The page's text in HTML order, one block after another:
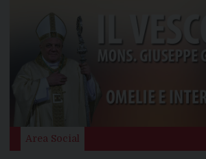
Area Social